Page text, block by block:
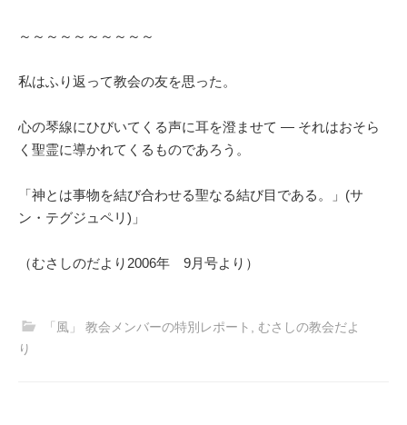
～～～～～～～～～～
私はふり返って教会の友を思った。
心の琴線にひびいてくる声に耳を澄ませて ― それはおそら
く聖霊に導かれてくるものであろう。
「神とは事物を結び合わせる聖なる結び目である。」(サ
ン・テグジュペリ)」
（むさしのだより2006年 9月号より）
「風」 教会メンバーの特別レポート
むさしの教会だよ
り